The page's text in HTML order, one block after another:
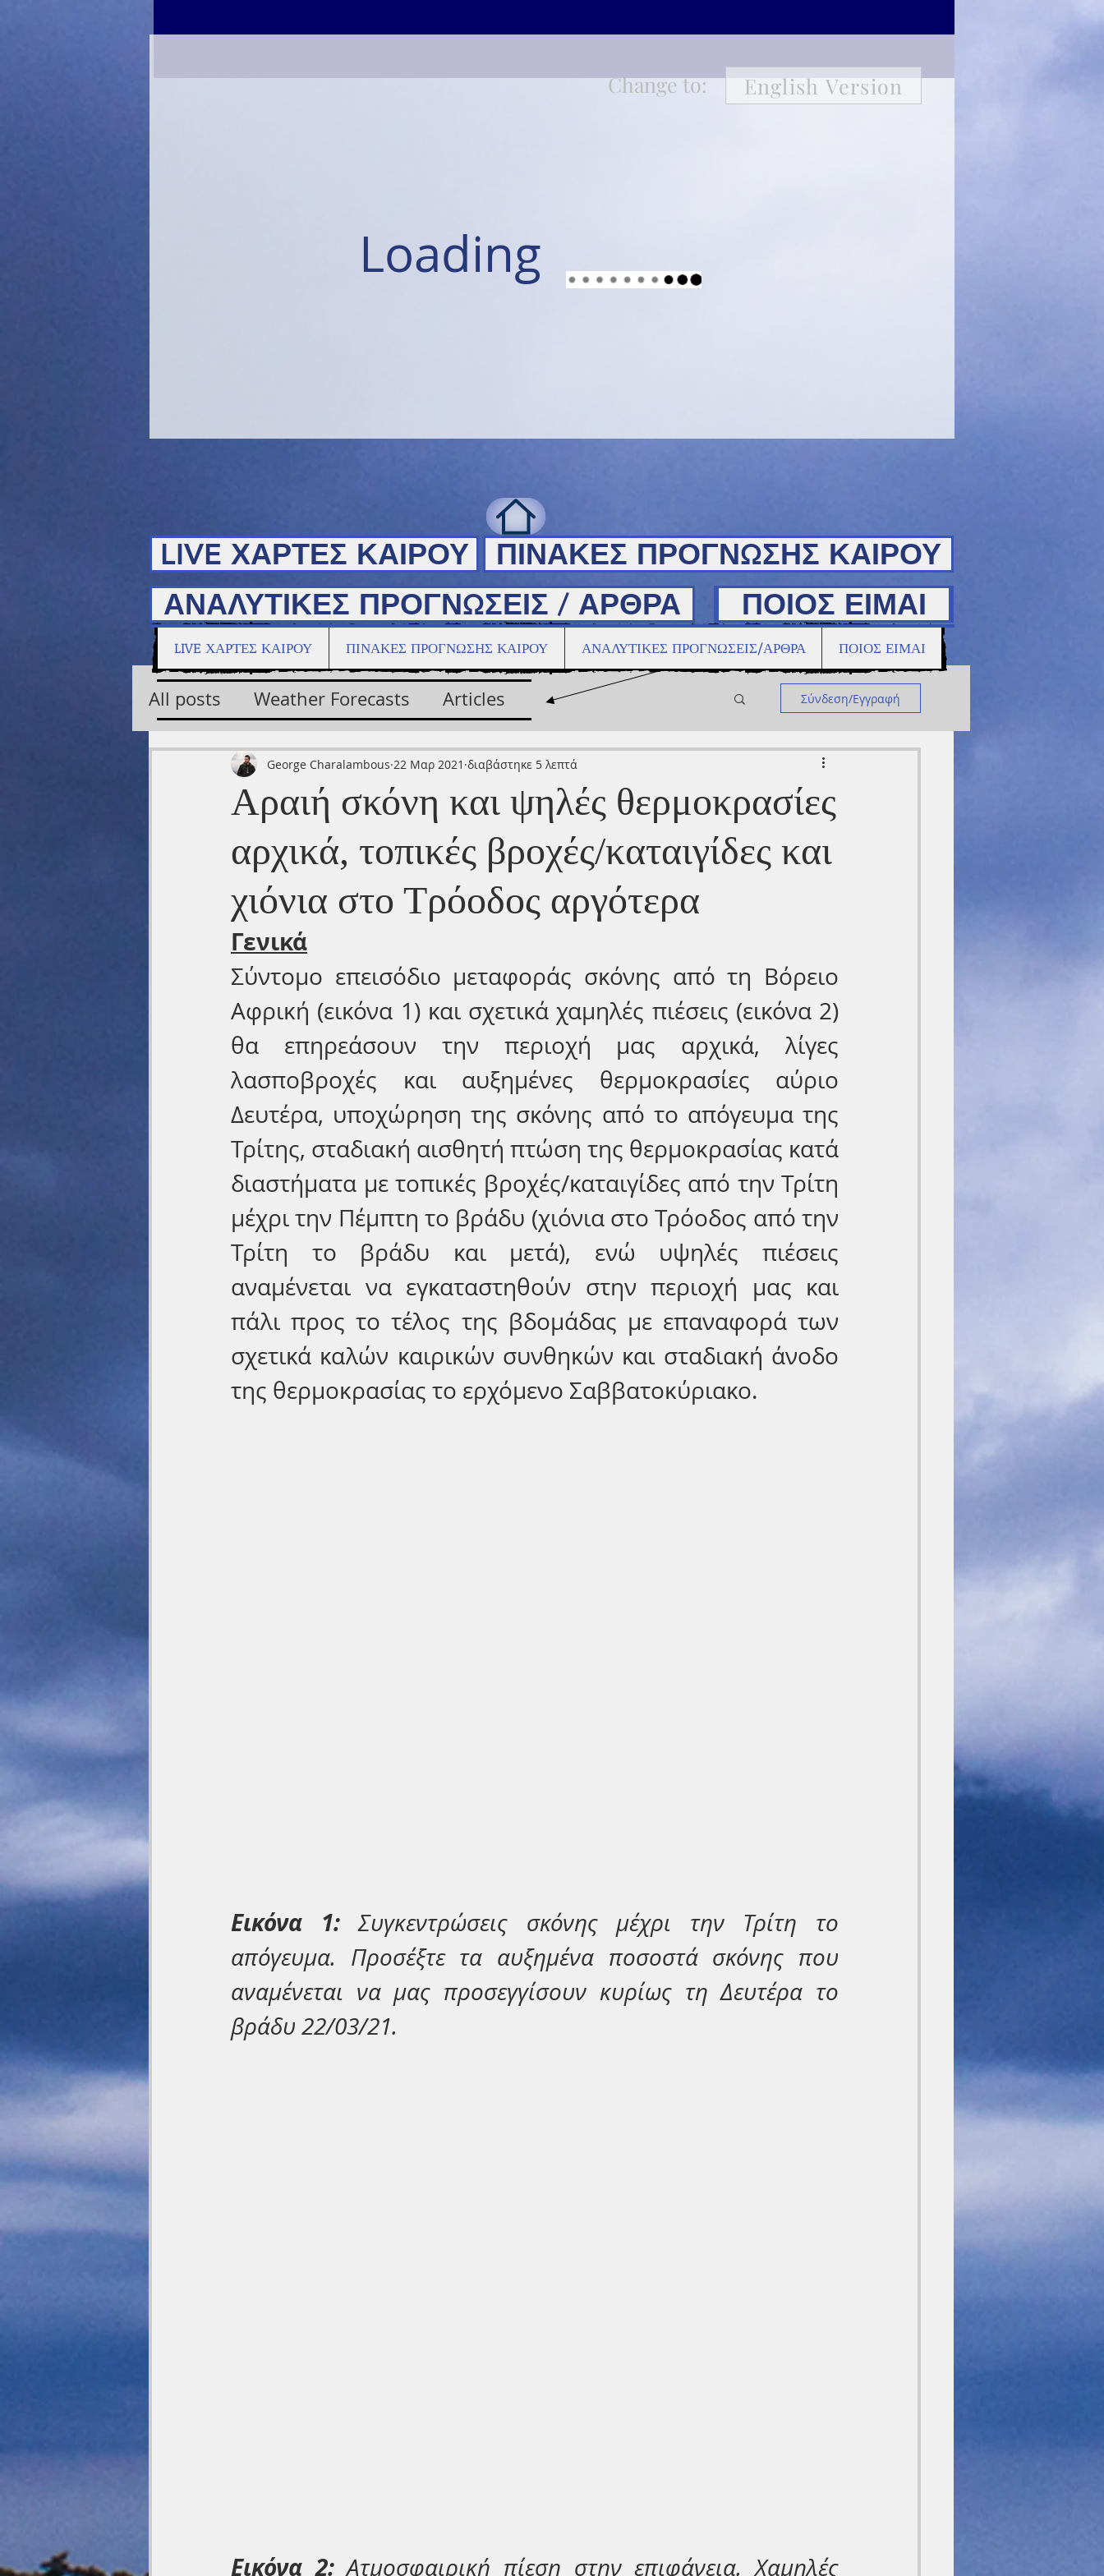
Change to: English Version
ΑΝΑΛΥΤΙΚΕΣ ΠΡΟΓΝΩΣΕΙΣ / ΑΡΘΡΑ ΠΟΙΟΣ ΕΙΜΑΙ
ΠΟΙΟΣ ΕΙΜΑΙ
ΠΙΝΑΚΕΣ ΠΡΟΓΝΩΣΗΣ ΚΑΙΡΟΥ
ΑΝΑΛΥΤΙΚΕΣ ΠΡΟΓΝΩΣΕΙΣ / ΑΡΘΡΑ
LIVE ΧΑΡΤΕΣ ΚΑΙΡΟΥ
Loading
All posts Weather Forecasts Articles Σύνδεση/Εγγραφή
Αραιή σκόνη και ψηλές θερμοκρασίες
αρχικά, τοπικές βροχές/καταιγίδες και
χιόνια στο Τρόοδος αργότερα
George Charalambous 22 Μαρ 2021 διαβάστηκε 5 λεπτά
Γενικά
Σύντομο επεισόδιο μεταφοράς σκόνης από τη Βόρειο
Αφρική (εικόνα 1) και σχετικά χαμηλές πιέσεις (εικόνα 2)
θα επηρεάσουν την περιοχή μας αρχικά, λίγες
λασποβροχές και αυξημένες θερμοκρασίες αύριο
Δευτέρα, υποχώρηση της σκόνης από το απόγευμα της
Τρίτης, σταδιακή αισθητή πτώση της θερμοκρασίας κατά
διαστήματα με τοπικές βροχές/καταιγίδες από την Τρίτη
μέχρι την Πέμπτη το βράδυ (χιόνια στο Τρόοδος από την
Τρίτη το βράδυ και μετά), ενώ υψηλές πιέσεις
αναμένεται να εγκαταστηθούν στην περιοχή μας και
πάλι προς το τέλος της βδομάδας με επαναφορά των
σχετικά καλών καιρικών συνθηκών και σταδιακή άνοδο
της θερμοκρασίας το ερχόμενο Σαββατοκύριακο.
Εικόνα 1: Συγκεντρώσεις σκόνης μέχρι την Τρίτη το
απόγευμα. Προσέξτε τα αυξημένα ποσοστά σκόνης που
αναμένεται να μας προσεγγίσουν κυρίως τη Δευτέρα το
βράδυ 22/03/21.
Εικόνα 2: Ατμοσφαιρική πίεση στην επιφάνεια. Χαμηλές
LIVE ΧΑΡΤΕΣ ΚΑΙΡΟΥ ΠΙΝΑΚΕΣ ΠΡΟΓΝΩΣΗΣ ΚΑΙΡΟΥ ΑΝΑΛΥΤΙΚΕΣ ΠΡΟΓΝΩΣΕΙΣ/ΑΡΘΡΑ ΠΟΙΟΣ ΕΙΜΑΙ